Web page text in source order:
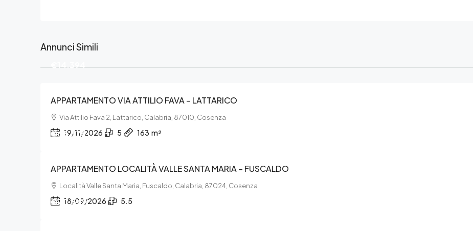
Annunci Simili
€14.394
APPARTAMENTO VIA ATTILIO FAVA – LATTARICO
Via Attilio Fava 2, Lattarico, Calabria, 87010, Cosenza
19/11/2026 5 163 m²
€63.375
APPARTAMENTO LOCALITÀ VALLE SANTA MARIA – FUSCALDO
Località Valle Santa Maria, Fuscaldo, Calabria, 87024, Cosenza
18/09/2026 5.5
€70.549